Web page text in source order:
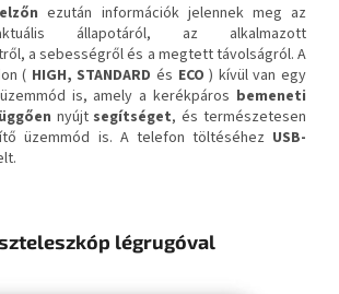
ezután információk jelennek meg az
állapotáról, az alkalmazott
a sebességről és a megtett távolságról. A
( HIGH, STANDARD és ECO ) kívül van egy
üzemmód is, amely a kerékpáros bemeneti
nyújtsegítséget, és természetesen
üzemmód is. A telefon töltéséhez USB-
légrugóval